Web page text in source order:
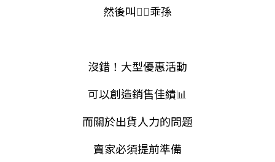
然後叫🙋‍♀️乖孫
沒錯！大型優惠活動
可以創造銷售佳績📊
而關於出貨人力的問題
賣家必須提前準備